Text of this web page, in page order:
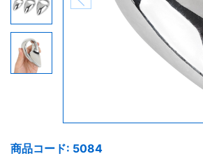
商品コード: 5084